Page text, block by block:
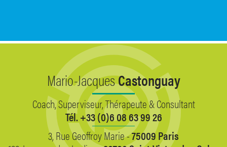
Mario-JacquesCastonguay
Coach, Superviseur, Thérapeute & Consultant
Tél. +33 (0)6 08 63 99 26
3, Rue Geoffroy Marie -75009 Paris